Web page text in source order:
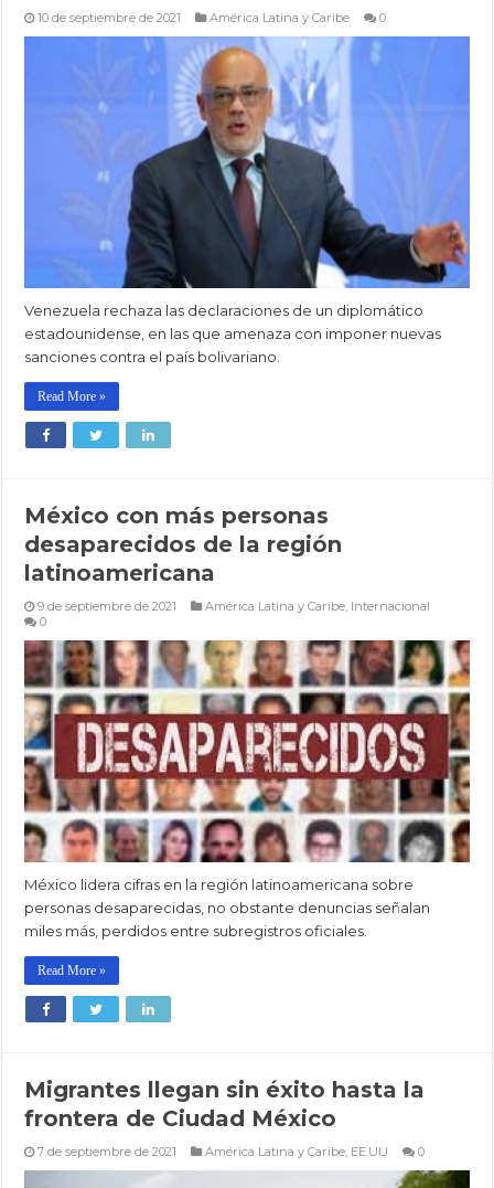
10 de septiembre de 2021 América Latina y Caribe 0
Venezuela rechaza las declaraciones de un diplomático
estadounidense, en las que amenaza con imponer nuevas
sanciones contra el país bolivariano.
Read More »
México con más personas
desaparecidos de la región
latinoamericana
9 de septiembre de 2021 América Latina y Caribe Internacional
0
México lidera cifras en la región latinoamericana sobre
personas desaparecidas, no obstante denuncias señalan
miles más, perdidos entre subregistros oficiales.
Read More »
Migrantes llegan sin éxito hasta la
frontera de Ciudad México
7 de septiembre de 2021 América Latina y Caribe, EE.UU 0